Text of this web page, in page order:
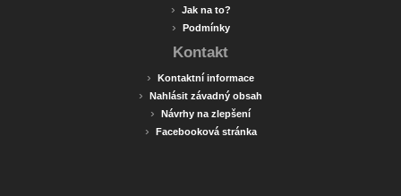
› Jak na to?
› Podmínky
Kontakt
› Kontaktní informace
› Nahlásit závadný obsah
› Návrhy na zlepšení
› Facebooková stránka